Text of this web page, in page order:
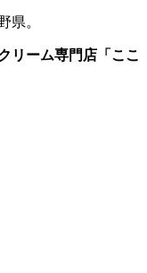
県。
リーム専門店「ここ